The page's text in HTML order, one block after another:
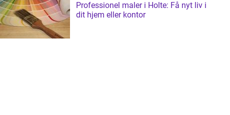
Professionel maler i Holte: Få nyt liv i
dit hjem eller kontor